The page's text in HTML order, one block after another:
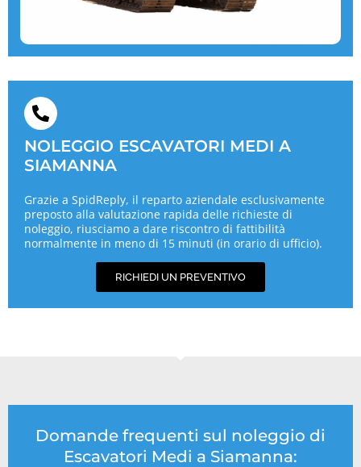
NOLEGGIO ESCAVATORI MEDI A
SIAMANNA
Grazie a SpidReply, il reparto aziendale esclusivamente
preposto alla valutazione rapida delle richieste di
noleggio, riusciamo a dare riscontro di fattibilità
normalmente in meno di 15 minuti (in orario di ufficio).
RICHIEDI UN PREVENTIVO
Domande frequenti sul noleggio di
Escavatori Medi a Siamanna: